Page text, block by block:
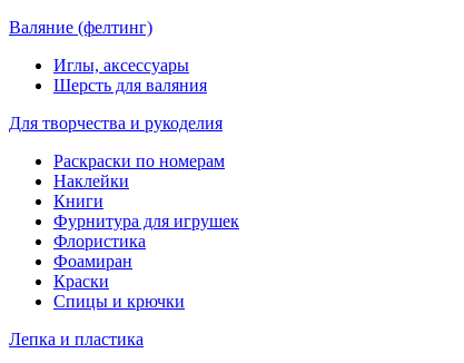
Валяние (фелтинг)
Иглы, аксессуары
Шерсть для валяния
Для творчества и рукоделия
Раскраски по номерам
Наклейки
Книги
Фурнитура для игрушек
Флористика
Фоамиран
Краски
Спицы и крючки
Лепка и пластика